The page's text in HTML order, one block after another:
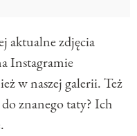
aktualne zdjęcia
Instagramie
w naszej galerii. Też
znanego taty? Ich